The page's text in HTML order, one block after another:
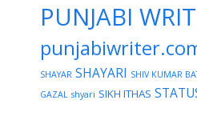
PUNJABI
SHAYAR SHAYARI SHIV KUMAR
GAZAL shyari SIKH ITHAS